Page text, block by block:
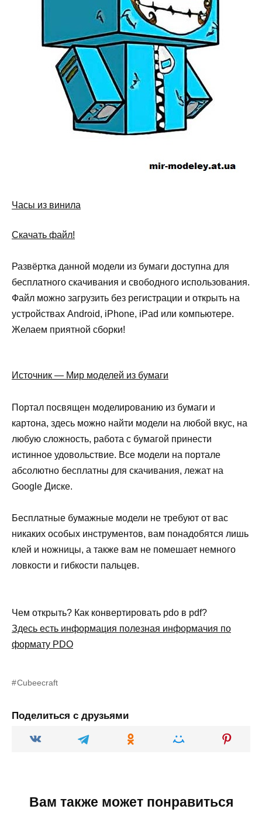
Часы из винила
Скачать файл!
Развёртка данной модели из бумаги доступна для
бесплатного скачивания и свободного использования.
Файл можно загрузить без регистрации и открыть на
устройствах Android, iPhone, iPad или компьютере.
Желаем приятной сборки!
Источник — Мир моделей из бумаги
Портал посвящен моделированию из бумаги и
картона, здесь можно найти модели на любой вкус, на
любую сложность, работа с бумагой принести
истинное удовольствие. Все модели на портале
абсолютно бесплатны для скачивания, лежат на
Google Диске.
Бесплатные бумажные модели не требуют от вас
никаких особых инструментов, вам понадобятся лишь
клей и ножницы, а также вам не помешает немного
ловкости и гибкости пальцев.
Чем открыть? Как конвертировать pdo в pdf?
Здесь есть информация полезная информачия по
формату PDO
Cubeecraft
Поделиться с друзьями
Вам также может понравиться